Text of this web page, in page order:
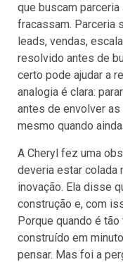
que buscam
fracassam. Parceria
leads, vendas,
resolvido antes de
certo pode ajudar a
analogia é clara:
antes de envolver
mesmo quando
A Cheryl fez uma
deveria estar colada
inovação. Ela disse
construção e, com
Porque quando é
construído em
pensar. Mas foi a